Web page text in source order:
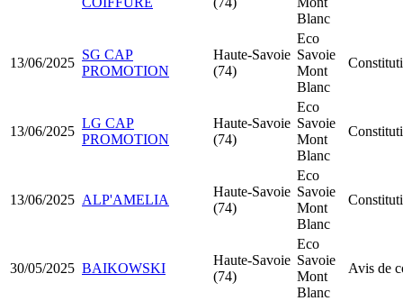
Blanc
13/06/2025
SG CAP
PROMOTION
Haute-Savoie
(74)
Eco
Savoie
Mont
Blanc
13/06/2025
LG CAP
PROMOTION
Haute-Savoie
(74)
Eco
Savoie
Mont
Blanc
13/06/2025 ALP'AMELIA
Haute-Savoie
(74)
Eco
Savoie
Mont
Blanc
30/05/2025 BAIKOWSKI
Haute-Savoie
(74)
Eco
Savoie
Mont
Blanc
Avis de